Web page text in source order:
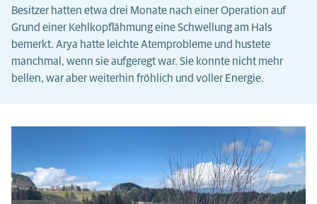
Besitzer hatten etwa drei Monate nach einer Operation auf
Grund einer Kehlkopflähmung eine Schwellung am Hals
bemerkt. Arya hatte leichte Atemprobleme und hustete
manchmal, wenn sie aufgeregt war. Sie konnte nicht mehr
bellen, war aber weiterhin fröhlich und voller Energie.